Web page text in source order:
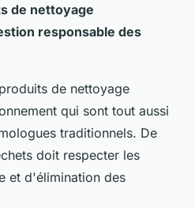
de nettoyage
responsable des
de nettoyage
qui sont tout aussi
traditionnels. De
doit respecter les
et d'élimination des